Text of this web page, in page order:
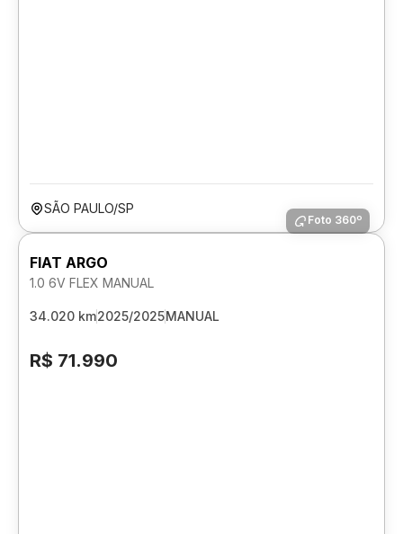
SÃO PAULO/SP
Foto 360º
FIAT ARGO
1.0 6V FLEX MANUAL
34.020 km2025/2025MANUAL
R$ 71.990